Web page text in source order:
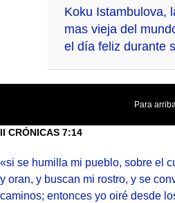
Koku Istambulova,
mas vieja del
el día feliz durante
Para
II CRÓNICAS 7:14
«si se humilla mi pueblo, sobre el
y oran, y buscan mi rostro, y se
caminos; entonces yo oiré desde